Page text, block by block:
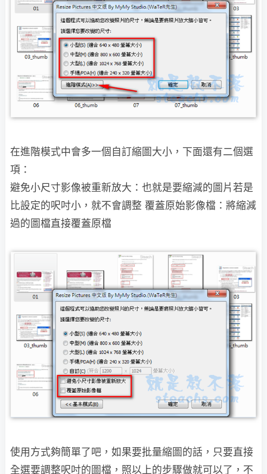
在進階模式中會多一個自訂縮圖大小，下面還有二個選
項：
避免小尺寸影像被重新放大：也就是要縮減的圖片若是
比設定的呎吋小，就不會調整 覆蓋原始影像檔：將縮減
過的圖檔直接覆蓋原檔
使用方式夠簡單了吧，如果要批量縮圖的話，只要直接
全選要調整呎吋的圖檔，照以上的步驟做就可以了，不